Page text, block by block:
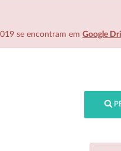
se encontram em Google